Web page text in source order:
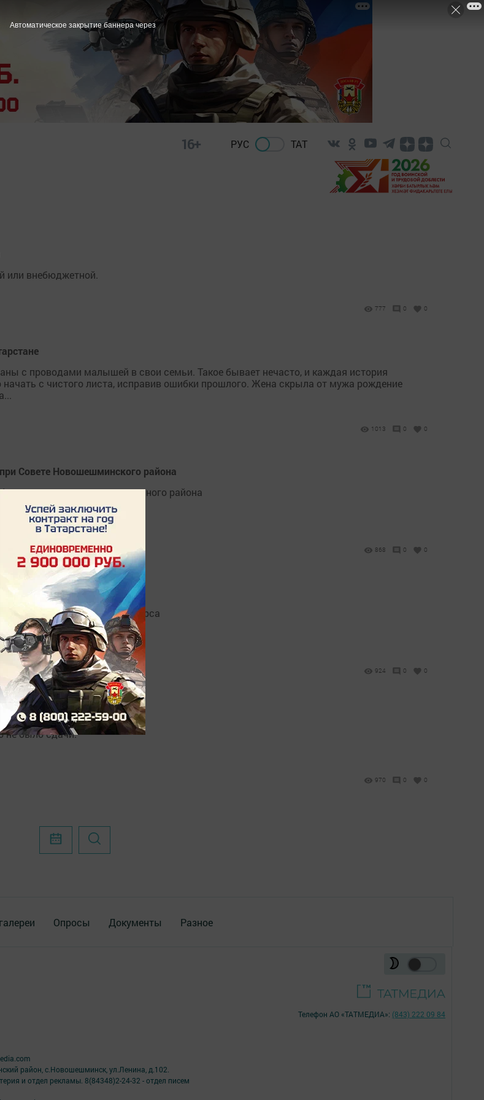
16+ РУС ТАТ
или внебюджетной.
777 0 0
с проводами малышей в свои семьи. Такое бывает нечасто, и каждая история
с чистого листа, исправив ошибки прошлого. Жена скрыла от мужа рождение
1013 0 0
Совете Новошешминского района
муниципального района
868 0 0
«Учитель года – 2016»
республиканского конкурса
924 0 0
за проезд
не было сдачи.
970 0 0
Опросы Документы Разное
район, с.Новошешминск, ул.Ленина, д.102.
и отдел рекламы. 8(84348)2-24-32 - отдел писем
Телефон АО «ТАТМЕДИА»: (843) 222 09 84
Автоматическое закрытие баннера через